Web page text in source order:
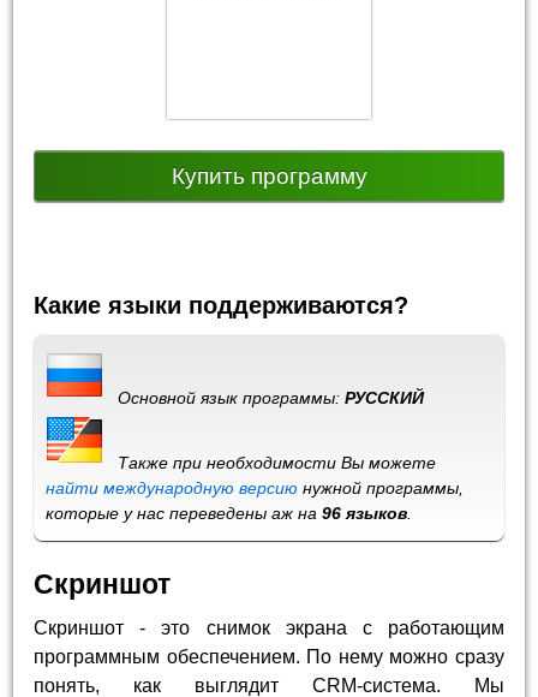
Купить программу
Какие языки поддерживаются?
Основной язык программы:РУССКИЙ
Также при необходимости Вы можете
найти международную версию нужной программы,
которые у нас переведены аж на96 языков
Скриншот
Скриншот - это снимок экрана с работающим
программным обеспечением. По нему можно сразу
понять, как выглядит CRM-система. Мы